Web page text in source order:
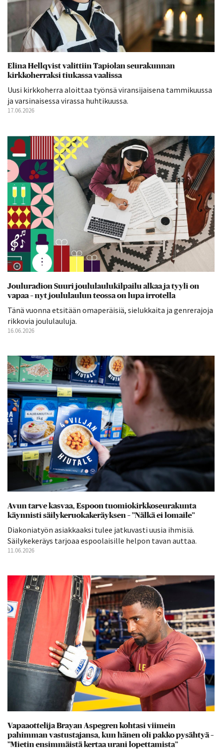
Elina Hellqvist valittiin Tapiolan seurakunnan
kirkkoherraksi tiukassa vaalissa
Uusi kirkkoherra aloittaa työnsä viransijaisena tammikuussa
ja varsinaisessa virassa huhtikuussa.
17.06.2026
Jouluradion Suuri joululaulukilpailu alkaa ja tyyli on
vapaa – nyt joululaulun teossa on lupa irrotella
Tänä vuonna etsitään omaperäisiä, sielukkaita ja genrerajoja
rikkovia joululauluja.
16.06.2026
Avun tarve kasvaa, Espoon tuomiokirkkoseurakunta
käynnisti säilykeruokakeräyksen – ”Nälkä ei lomaile”
Diakoniatyön asiakkaaksi tulee jatkuvasti uusia ihmisiä.
Säilykekeräys tarjoaa espoolaisille helpon tavan auttaa.
11.06.2026
Vapaaottelija Brayan Aspegren kohtasi viimein
pahimman vastustajansa, kun hänen oli pakko pysähtyä –
”Mietin ensimmäistä kertaa urani lopettamista”